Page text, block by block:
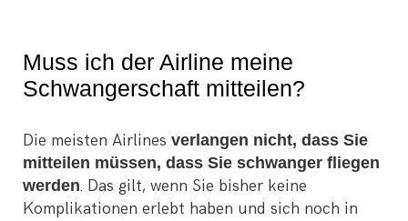
Muss ich der Airline meine
Schwangerschaft mitteilen?
Die meisten Airlines verlangen nicht, dass Sie
mitteilen müssen, dass Sie schwanger fliegen
werden. Das gilt, wenn Sie bisher keine
Komplikationen erlebt haben und sich noch in